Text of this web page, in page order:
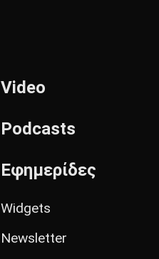
Video
Podcasts
Εφημερίδες
Widgets
Newsletter